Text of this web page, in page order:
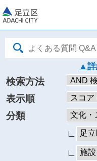
検索方法
表示順
分類
∟
∟